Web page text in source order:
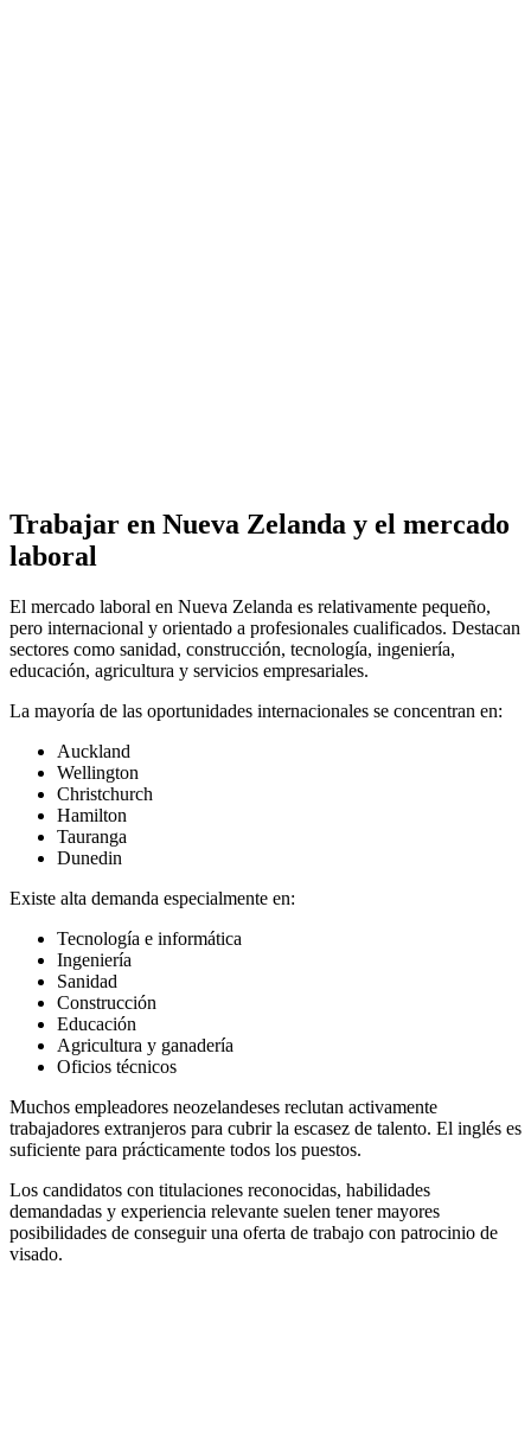
Trabajar en Nueva Zelanda y el mercado
laboral
El mercado laboral en Nueva Zelanda es relativamente pequeño,
pero internacional y orientado a profesionales cualificados. Destacan
sectores como sanidad, construcción, tecnología, ingeniería,
educación, agricultura y servicios empresariales.
La mayoría de las oportunidades internacionales se concentran en:
Auckland
Wellington
Christchurch
Hamilton
Tauranga
Dunedin
Existe alta demanda especialmente en:
Tecnología e informática
Ingeniería
Sanidad
Construcción
Educación
Agricultura y ganadería
Oficios técnicos
Muchos empleadores neozelandeses reclutan activamente
trabajadores extranjeros para cubrir la escasez de talento. El inglés es
suficiente para prácticamente todos los puestos.
Los candidatos con titulaciones reconocidas, habilidades
demandadas y experiencia relevante suelen tener mayores
posibilidades de conseguir una oferta de trabajo con patrocinio de
visado.